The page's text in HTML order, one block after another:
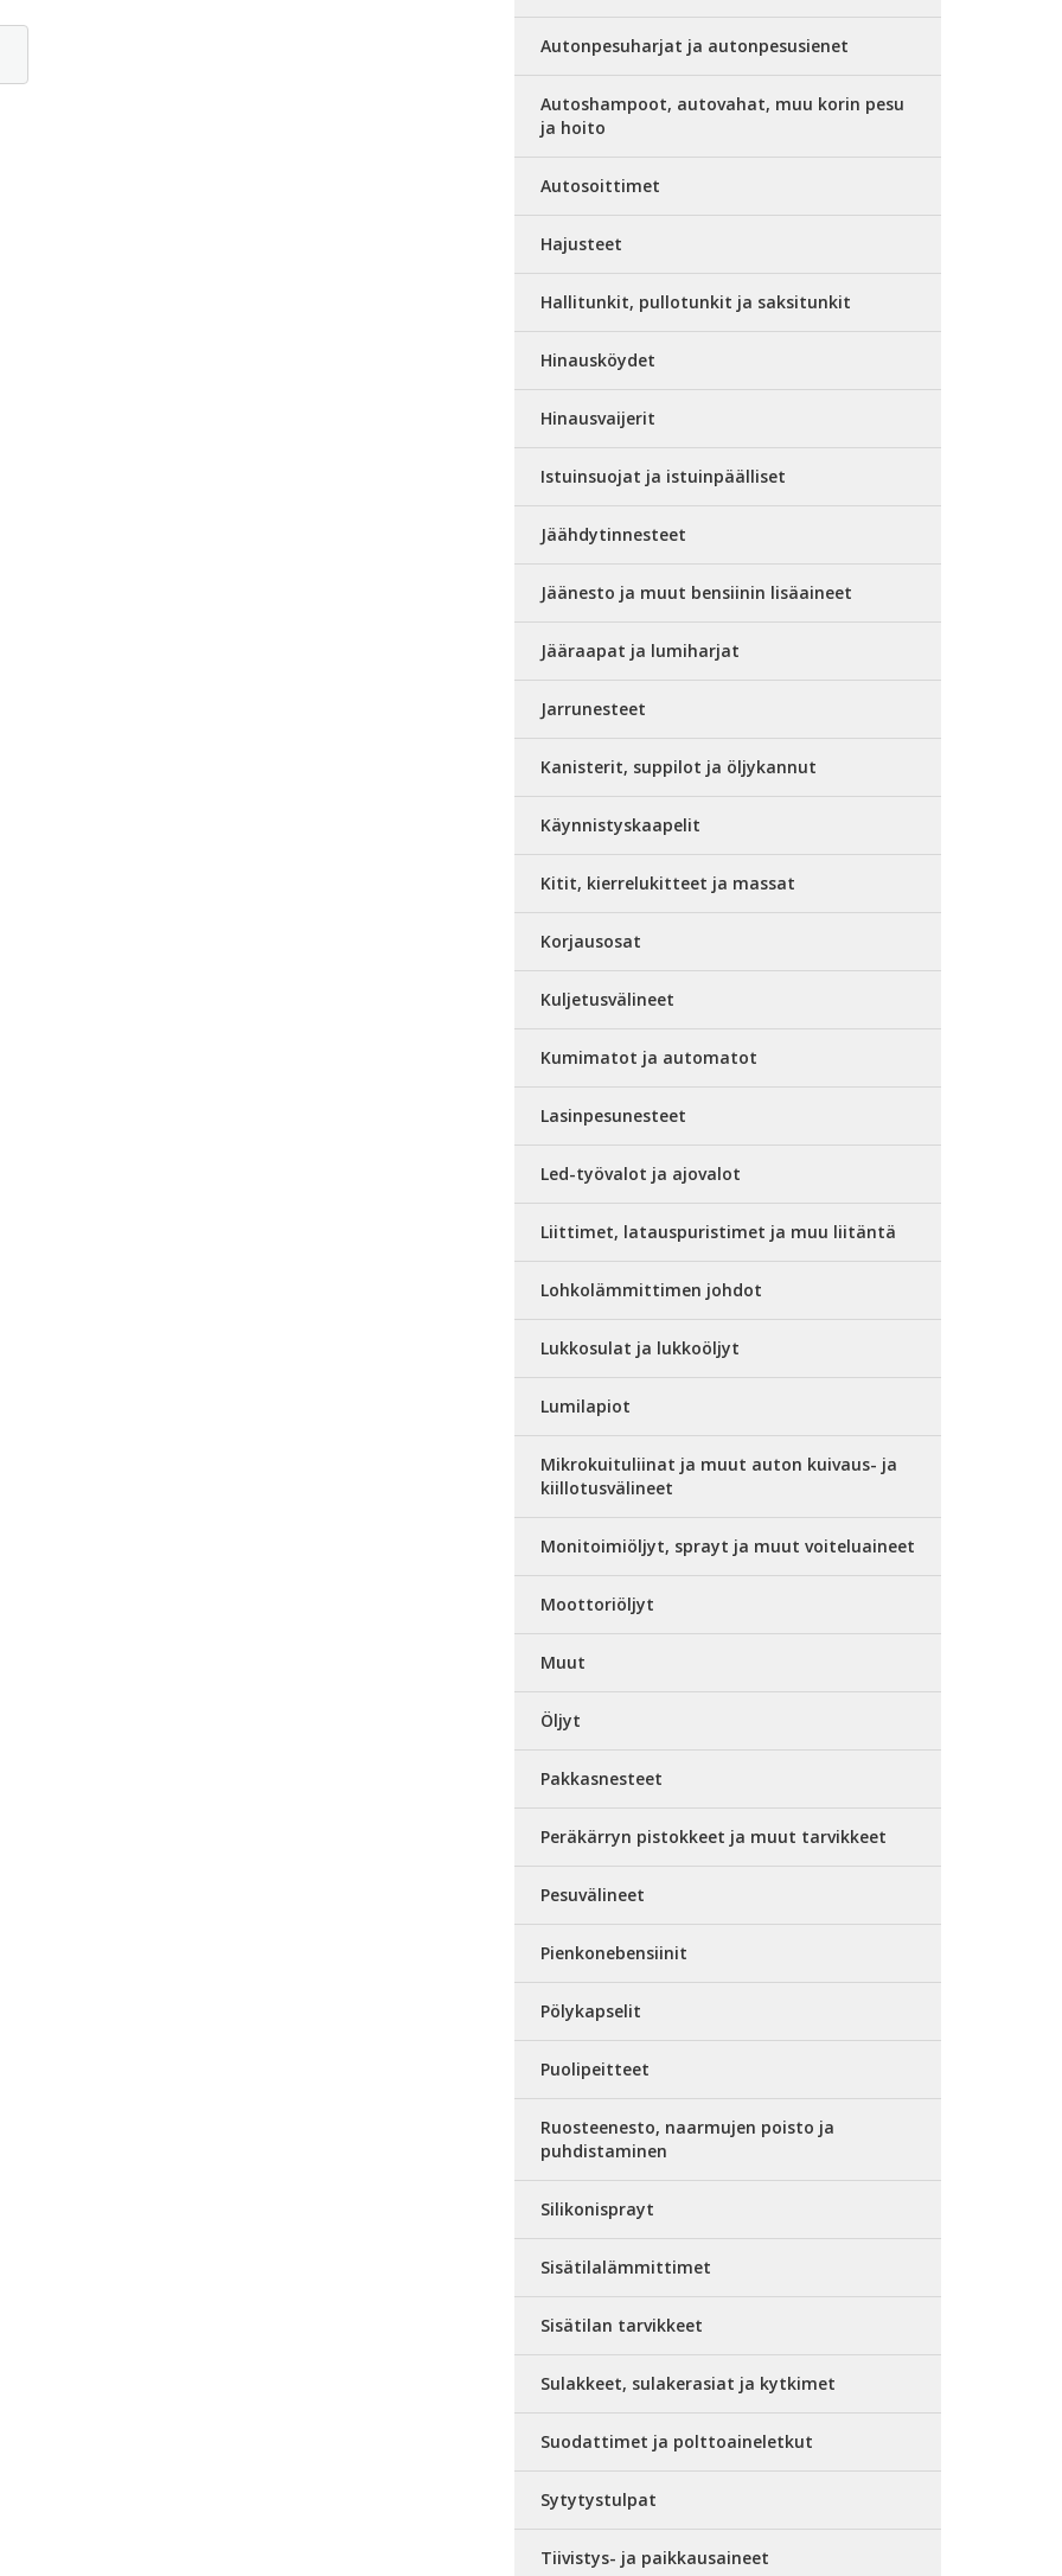
Autonpesuharjat ja autonpesusienet
Autoshampoot, autovahat, muu korin pesu
ja hoito
Autosoittimet
Hajusteet
Hallitunkit, pullotunkit ja saksitunkit
Hinausköydet
Hinausvaijerit
Istuinsuojat ja istuinpäälliset
Jäähdytinnesteet
Jäänesto ja muut bensiinin lisäaineet
Jääraapat ja lumiharjat
Jarrunesteet
Kanisterit, suppilot ja öljykannut
Käynnistyskaapelit
Kitit, kierrelukitteet ja massat
Korjausosat
Kuljetusvälineet
Kumimatot ja automatot
Lasinpesunesteet
Led-työvalot ja ajovalot
Liittimet, latauspuristimet ja muu liitäntä
Lohkolämmittimen johdot
Lukkosulat ja lukkoöljyt
Lumilapiot
Mikrokuituliinat ja muut auton kuivaus- ja
kiillotusvälineet
Monitoimiöljyt, sprayt ja muut voiteluaineet
Moottoriöljyt
Muut
Öljyt
Pakkasnesteet
Peräkärryn pistokkeet ja muut tarvikkeet
Pesuvälineet
Pienkonebensiinit
Pölykapselit
Puolipeitteet
Ruosteenesto, naarmujen poisto ja
puhdistaminen
Silikonisprayt
Sisätilalämmittimet
Sisätilan tarvikkeet
Sulakkeet, sulakerasiat ja kytkimet
Suodattimet ja polttoaineletkut
Sytytystulpat
Tiivistys- ja paikkausaineet